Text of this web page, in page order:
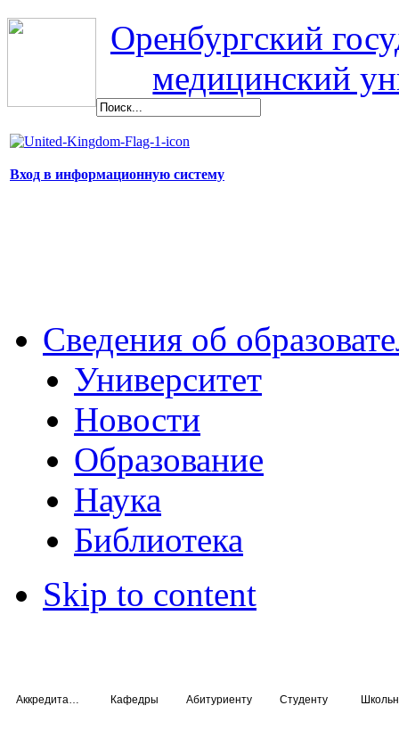
Оренбургский
медицинский
Вход в информационную систему
Сведения об
Университет
Новости
Образование
Наука
Библиотека
Skip to content
Кафедры Абитуриенту Студенту